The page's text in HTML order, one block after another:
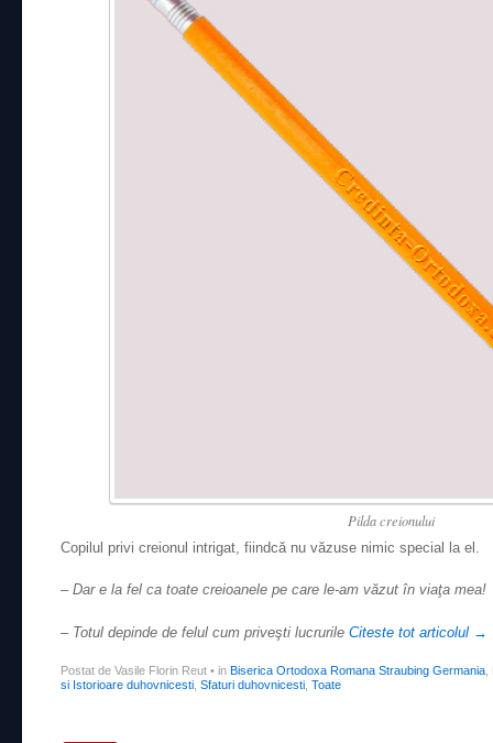
Pilda creionului
Copilul privi creionul intrigat, fiindcă nu văzuse nimic special la el.
– Dar e la fel ca toate creioanele pe care le-am văzut în viaţa mea!
– Totul depinde de felul cum priveşti lucrurile Citeste tot articolul →
Postat de Vasile Florin Reut • in Biserica Ortodoxa Romana Straubing Germania
si Istorioare duhovnicesti Sfaturi duhovnicesti Toate